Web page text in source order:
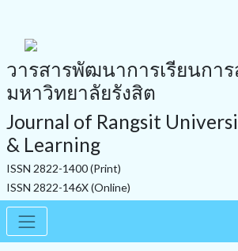
วารสารพัฒนาการเรียนกา
มหาวิทยาลัยรังสิต
Journal of Rangsit
& Learning
ISSN 2822-1400 (Print)
ISSN 2822-146X (Online)